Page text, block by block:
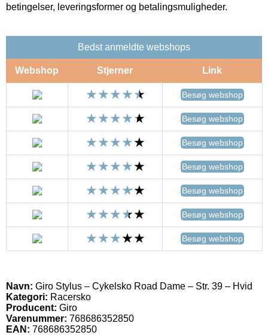
betingelser, leveringsformer og betalingsmuligheder.
Bedst anmeldte webshops
Webshop Stjerner Link
Besøg webshop
Besøg webshop
Besøg webshop
Besøg webshop
Besøg webshop
Besøg webshop
Besøg webshop
Navn: Giro Stylus – Cykelsko Road Dame – Str. 39 – Hvid
Kategori: Racersko
Producent: Giro
Varenummer: 768686352850
EAN: 768686352850